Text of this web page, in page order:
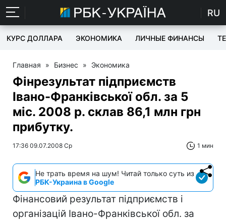
RU
КУРС ДОЛЛАРА ЭКОНОМИКА ЛИЧНЫЕ ФИНАНСЫ
Главная » Бизнес » Экономика
Фінрезультат підприємств
Івано-Франківської обл. за 5
міс. 2008 р. склав 86,1 млн грн
прибутку.
17:36 09.07.2008 Ср 1 мин
Не трать время на шум! Читай только суть из
РБК-Украина в Google
Фінансовий результат підприємств і
організацій Івано-Франківської обл. за